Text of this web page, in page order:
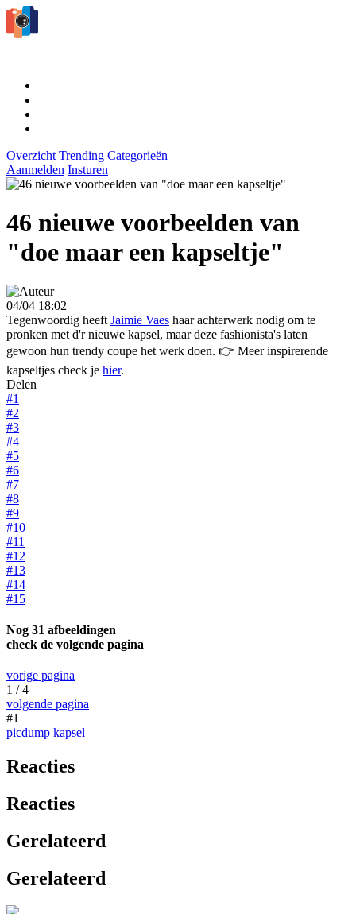
Overzicht Trending Categorieën
Aanmelden Insturen
46 nieuwe voorbeelden van
"doe maar een kapseltje"
04/04 18:02
Tegenwoordig heeft Jaimie Vaes haar achterwerk nodig om te
pronken met d'r nieuwe kapsel, maar deze fashionista's laten
gewoon hun trendy coupe het werk doen. 👉 Meer inspirerende
kapseltjes check je hier.
Delen
#1
#2
#3
#4
#5
#6
#7
#8
#9
#10
#11
#12
#13
#14
#15
Nog 31 afbeeldingen
check de volgende pagina
vorige pagina
1 / 4
volgende pagina
#1
picdump kapsel
Reacties
Reacties
Gerelateerd
Gerelateerd